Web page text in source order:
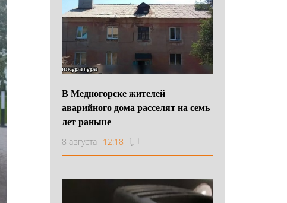
В Медногорске жителей
аварийного дома расселят на семь
лет раньше
8 августа 12:18